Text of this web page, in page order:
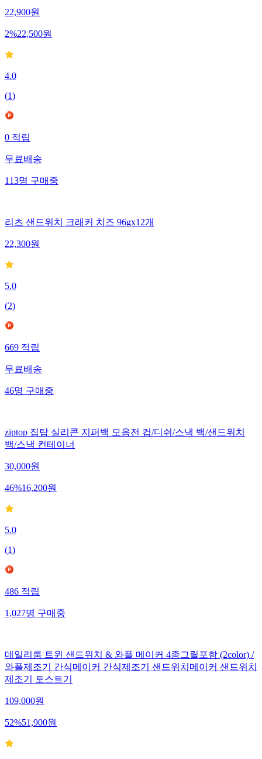
22,900원
2%22,500원
4.0
(1)
0적립
무료배송
113명구매중
리츠 샌드위치 크래커 치즈 96gx12개
22,300원
5.0
(2)
669적립
무료배송
46명구매중
ziptop 집탑 실리콘 지퍼백 모음전 컵/디쉬/스낵 백/샌드위치
백/스낵 컨테이너
30,000원
46%16,200원
5.0
(1)
486적립
1,027명구매중
데일리룸 트윈 샌드위치 & 와플 메이커 4종그릴포함 (2color) /
와플제조기 간식메이커 간식제조기 샌드위치메이커 샌드위치
제조기 토스트기
109,000원
52%51,900원